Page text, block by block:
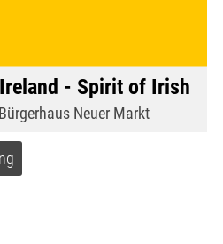
- Spirit of Irish
Neuer Markt